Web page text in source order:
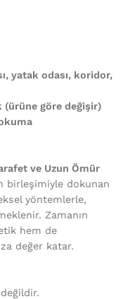
yatak odası, koridor,
(ürüne göre değişir)
ve Uzun Ömür
birleşimiyle dokunan
yöntemlerle,
Zamanın
hem de
değer katar.